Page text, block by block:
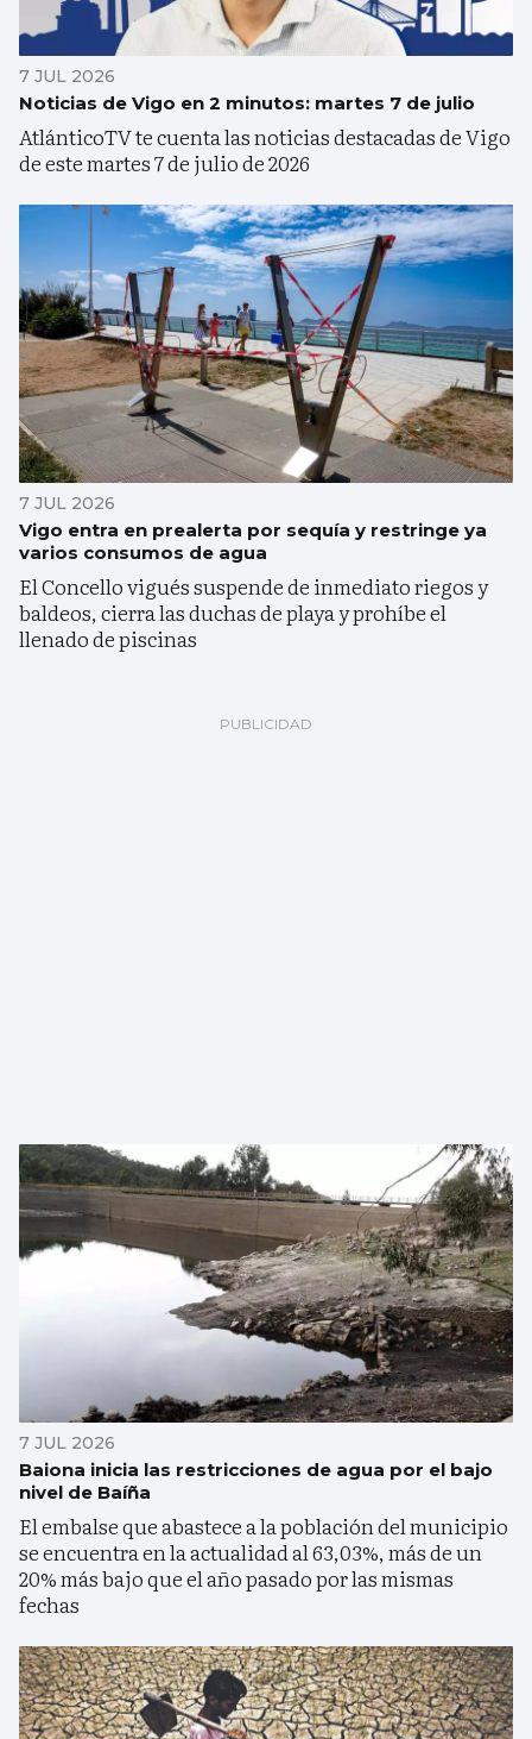
7 JUL 2026
Noticias de Vigo en 2 minutos: martes 7 de julio
AtlánticoTV te cuenta las noticias destacadas de Vigo
de este martes 7 de julio de 2026
7 JUL 2026
Vigo entra en prealerta por sequía y restringe ya
varios consumos de agua
El Concello vigués suspende de inmediato riegos y
baldeos, cierra las duchas de playa y prohíbe el
llenado de piscinas
7 JUL 2026
Baiona inicia las restricciones de agua por el bajo
nivel de Baíña
El embalse que abastece a la población del municipio
se encuentra en la actualidad al 63,03%, más de un
20% más bajo que el año pasado por las mismas
fechas